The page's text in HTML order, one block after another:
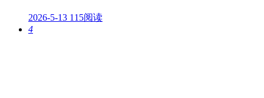
2026-5-13 115阅读
4